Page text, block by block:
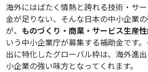
海外にはばたく情熱と誇れる技術・サ
金が足りない、そんな日本の中小企業
が、 ものづくり・商業・サービス生産
いう中小企業庁が募集する補助金です
出に特化したグローバル枠は、海外進
小企業の強い味方となってくれます。